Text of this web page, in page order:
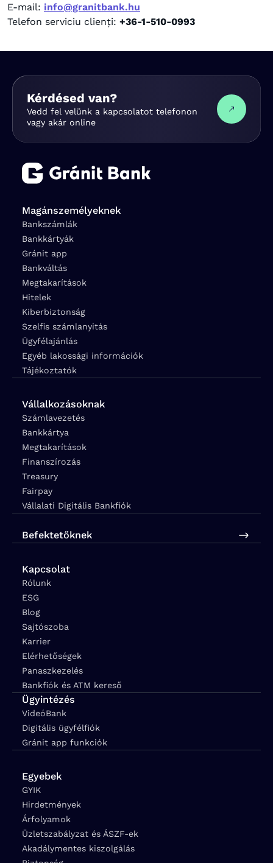
E-mail: info@granitbank.hu
Telefon serviciu clienți: +36-1-510-0993
Kérdésed van?
Vedd fel velünk a kapcsolatot telefonon
vagy akár online
Magánszemélyeknek
Bankszámlák
Bankkártyák
Gránit app
Bankváltás
Megtakarítások
Hitelek
Kiberbiztonság
Szelfis számlanyitás
Ügyfélajánlás
Egyéb lakossági információk
Tájékoztatók
Vállalkozásoknak
Számlavezetés
Bankkártya
Megtakarítások
Finanszírozás
Treasury
Fairpay
Vállalati Digitális Bankfiók
Befektetőknek
Kapcsolat
Rólunk
ESG
Blog
Sajtószoba
Karrier
Elérhetőségek
Panaszkezelés
Bankfiók és ATM kereső
Ügyintézés
VideóBank
Digitális ügyfélfiók
Gránit app funkciók
Egyebek
GYIK
Hirdetmények
Árfolyamok
Üzletszabályzat és ÁSZF-ek
Akadálymentes kiszolgálás